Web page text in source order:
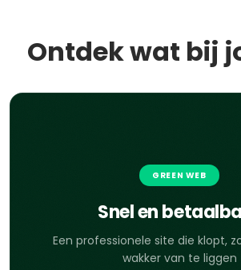
Ontdek wat bij
GREEN WEB
Snel en
Een professionele site die klopt,
wakker van te liggen